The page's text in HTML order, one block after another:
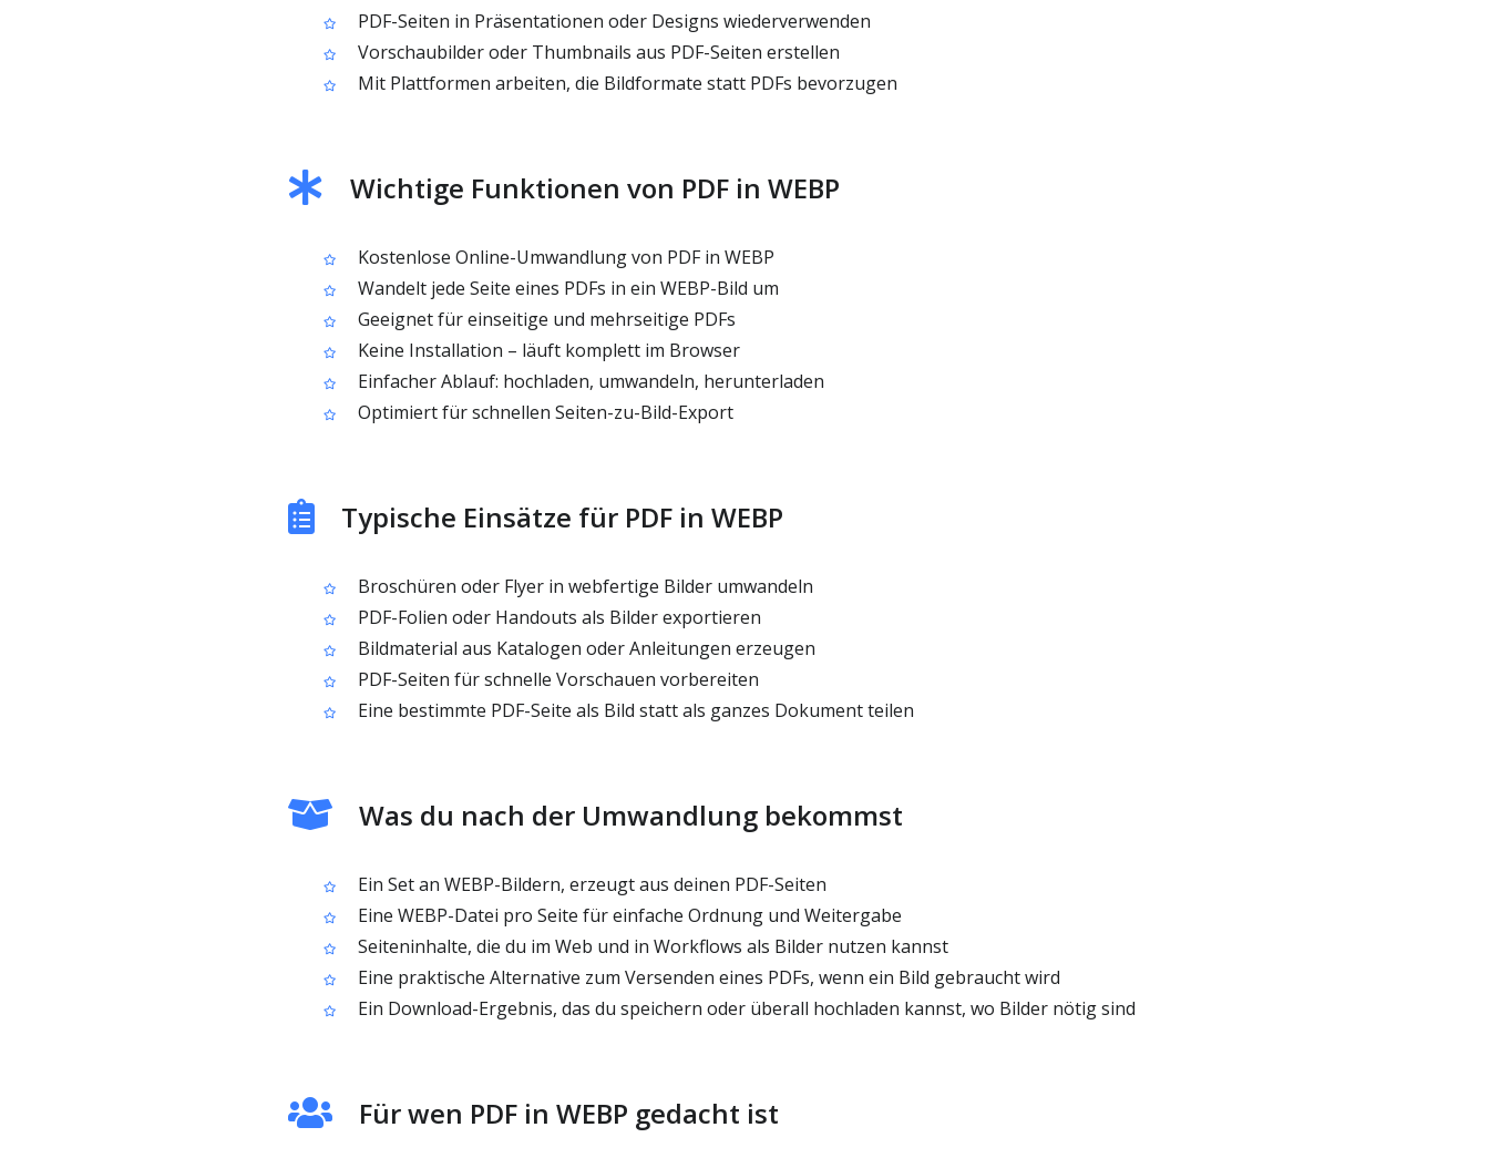
PDF-Seiten in Präsentationen oder Designs wiederverwenden
Vorschaubilder oder Thumbnails aus PDF-Seiten erstellen
Mit Plattformen arbeiten, die Bildformate statt PDFs bevorzugen
Wichtige Funktionen von PDF in WEBP
Kostenlose Online-Umwandlung von PDF in WEBP
Wandelt jede Seite eines PDFs in ein WEBP-Bild um
Geeignet für einseitige und mehrseitige PDFs
Keine Installation – läuft komplett im Browser
Einfacher Ablauf: hochladen, umwandeln, herunterladen
Optimiert für schnellen Seiten-zu-Bild-Export
Typische Einsätze für PDF in WEBP
Broschüren oder Flyer in webfertige Bilder umwandeln
PDF-Folien oder Handouts als Bilder exportieren
Bildmaterial aus Katalogen oder Anleitungen erzeugen
PDF-Seiten für schnelle Vorschauen vorbereiten
Eine bestimmte PDF-Seite als Bild statt als ganzes Dokument teilen
Was du nach der Umwandlung bekommst
Ein Set an WEBP-Bildern, erzeugt aus deinen PDF-Seiten
Eine WEBP-Datei pro Seite für einfache Ordnung und Weitergabe
Seiteninhalte, die du im Web und in Workflows als Bilder nutzen kannst
Eine praktische Alternative zum Versenden eines PDFs, wenn ein Bild gebraucht wird
Ein Download-Ergebnis, das du speichern oder überall hochladen kannst, wo Bilder nötig sind
Für wen PDF in WEBP gedacht ist